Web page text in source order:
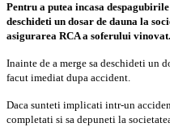
Pentru a putea incasa
deschideti un dosar de dauna la
asigurarea RCA a soferului vinovat.
Inainte de a merge sa deschideti un
facut imediat dupa accident.
Daca sunteti implicati intr-un
completati si sa depuneti la